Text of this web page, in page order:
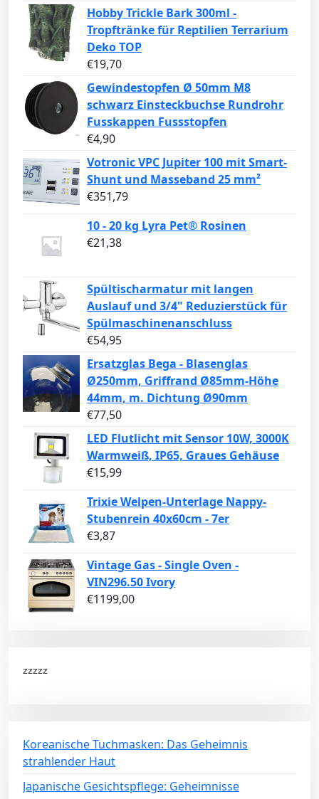
Hobby Trickle Bark 300ml -
Tropftränke für Reptilien Terrarium
Deko TOP
€19,70
Gewindestopfen Ø 50mm M8
schwarz Einsteckbuchse Rundrohr
Fusskappen Fussstopfen
€4,90
Votronic VPC Jupiter 100 mit Smart-
Shunt und Masseband 25 mm²
€351,79
10 - 20 kg Lyra Pet® Rosinen
€21,38
Spültischarmatur mit langen
Auslauf und 3/4" Reduzierstück für
Spülmaschinenanschluss
€54,95
Ersatzglas Bega - Blasenglas
Ø250mm, Griffrand Ø85mm-Höhe
44mm, m. Dichtung Ø90mm
€77,50
LED Flutlicht mit Sensor 10W, 3000K
Warmweiß, IP65, Graues Gehäuse
€15,99
Trixie Welpen-Unterlage Nappy-
Stubenrein 40x60cm - 7er
€3,87
Vintage Gas - Single Oven -
VIN296.50 Ivory
€1199,00
zzzzz
Koreanische Tuchmasken: Das Geheimnis
strahlender Haut
Japanische Gesichtspflege: Geheimnisse